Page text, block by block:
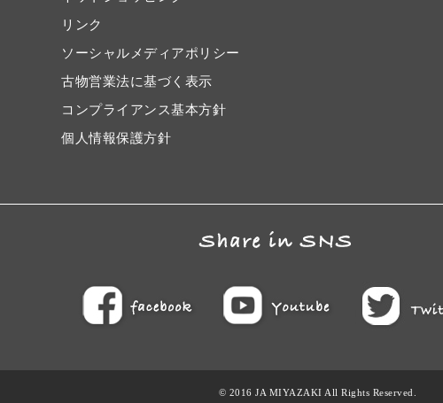
リンク
ソーシャルメディアポリシー
古物営業法に基づく表示
コンプライアンス基本方針
個人情報保護方針
© 2016 JA MIYAZAKI All Rights Reserved.